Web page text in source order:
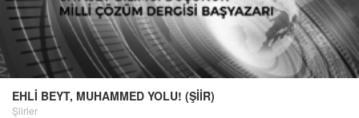
EHLİ BEYT, MUHAMMED YOLU! (ŞİİR)
Şiirler